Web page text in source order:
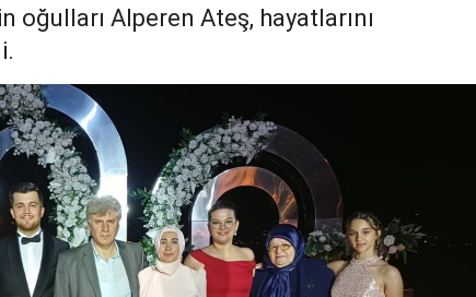
oğulları Alperen Ateş, hayatlarını